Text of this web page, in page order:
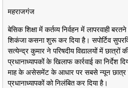
महराजगंज
बेसिक शिक्षा में कर्तव्य निर्वहन में लापरवाही
शिकंजा कसना शुरू कर दिया है। सपोर्टिव
सत्येन्द्र कुमार ने परिषदीय विद्यालयों में
प्रधानाध्यापकों के खिलाफ कार्रवाई का निर्देश
माह के असेसमेंट के आधार पर सबसे न्यून छात्र
प्रधानाध्यापकों को निलंबित कर दिया है।